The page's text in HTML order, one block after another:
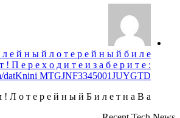
е й н ы й л о т е р е й н ы й б и л е
т ! П е р е х о д и т е и з а б е р и т е :
datKnini MTGJNF3345001JUYGTD
Л о т е р е й н ы й Б и л е т н а В а...